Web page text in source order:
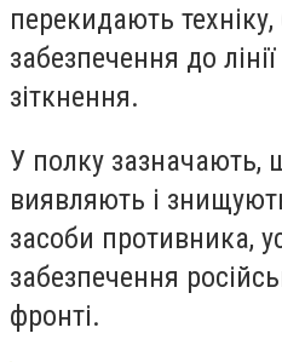
перекидають
забезпечення до
зіткнення.
У полку зазначають,
виявляють і
засоби противника,
забезпечення
фронті.